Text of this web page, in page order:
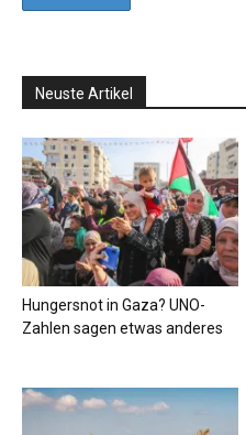
Neuste Artikel
Hungersnot in Gaza? UNO-
Zahlen sagen etwas anderes